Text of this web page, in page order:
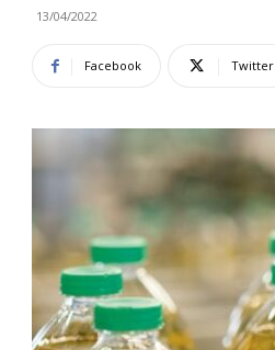
13/04/2022
Facebook Twitter